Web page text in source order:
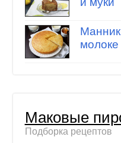
молоке
Маковые
Подборка рецептов